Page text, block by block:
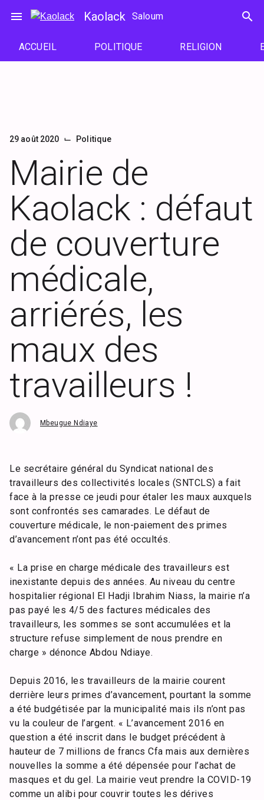
menu Kaolack Saloum search
ACCUEIL POLITIQUE RELIGION
29 août 2020 ⌙ Politique
Mairie de
Kaolack : défaut
de couverture
médicale,
arriérés, les
maux des
travailleurs !
Mbeugue Ndiaye
Le secrétaire général du Syndicat national des
travailleurs des collectivités locales (SNTCLS) a fait
face à la presse ce jeudi pour étaler les maux auxquels
sont confrontés ses camarades. Le défaut de
couverture médicale, le non-paiement des primes
d’avancement n’ont pas été occultés.
« La prise en charge médicale des travailleurs est
inexistante depuis des années. Au niveau du centre
hospitalier régional El Hadji Ibrahim Niass, la mairie n’a
pas payé les 4/5 des factures médicales des
travailleurs, les sommes se sont accumulées et la
structure refuse simplement de nous prendre en
charge » dénonce Abdou Ndiaye.
Depuis 2016, les travailleurs de la mairie courent
derrière leurs primes d’avancement, pourtant la somme
a été budgétisée par la municipalité mais ils n’ont pas
vu la couleur de l’argent. « L’avancement 2016 en
question a été inscrit dans le budget précédent à
hauteur de 7 millions de francs Cfa mais aux dernières
nouvelles la somme a été dépensée pour l’achat de
masques et du gel. La mairie veut prendre la COVID-19
comme un alibi pour couvrir toutes les dérives